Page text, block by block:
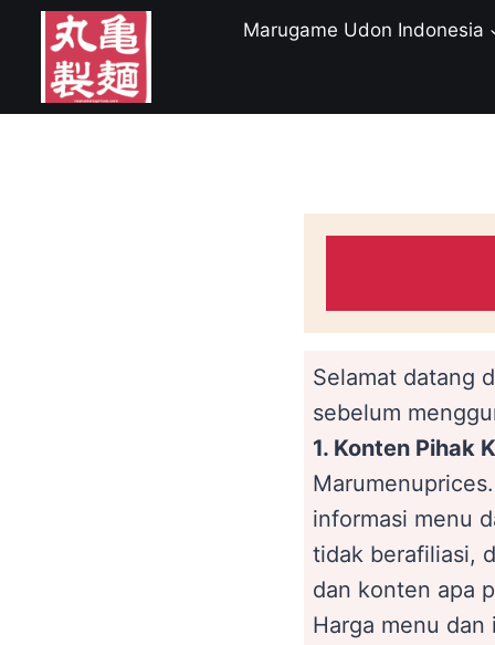
content
Marugame Udon Indonesia
Selamat datang
sebelum
1. Konten Pihak
informasi menu
tidak berafiliasi,
dan konten apa
Harga menu